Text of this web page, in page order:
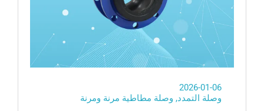
2026-01-06
وصلة التمدد, وصلة مطاطية مرنة ومرنة